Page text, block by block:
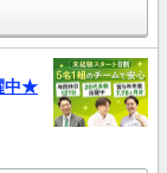
中★